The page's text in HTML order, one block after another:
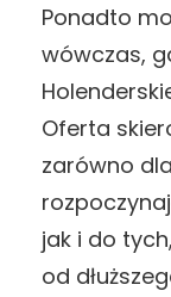
Ponadto
wówczas,
Oferta
zarówno
jak i do
od